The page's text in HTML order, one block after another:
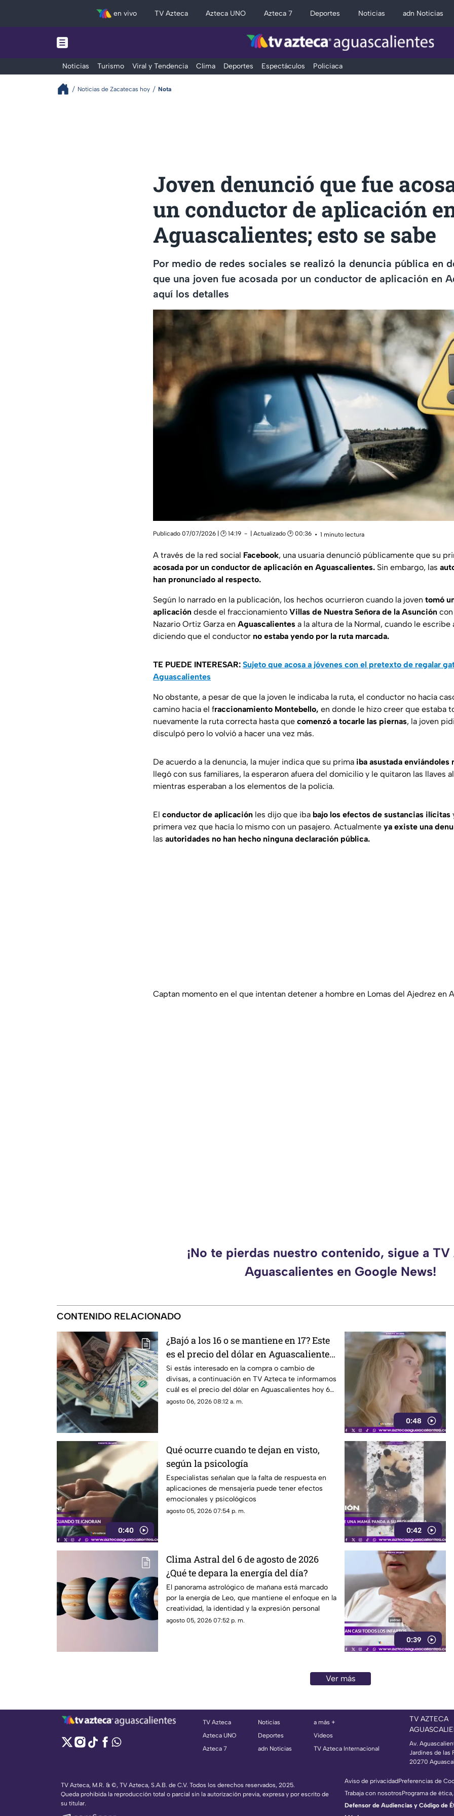
en vivo TV Azteca Azteca UNO Azteca 7 Deportes Noticias adn Noticias
Noticias Turismo Viral y Tendencia Clima Deportes Espectáculos Policiaca
Noticias de Zacatecas hoy Nota
Joven denunció que fue
un conductor de aplicación
Aguascalientes; esto se sabe
Por medio de redes sociales se realizó la denuncia pública en
que una joven fue acosada por un conductor de aplicación en
aquí los detalles
Publicado 07/07/2026 | 🕑 14:19 | Actualizado 🕑 00:36 1 minuto lectura
A través de la red social Facebook, una usuaria denunció públicamente que su
acosada por un conductor de aplicación en Aguascalientes. Sin embargo, las
han pronunciado al respecto.
Según lo narrado en la publicación, los hechos ocurrieron cuando la joven tomó
aplicación desde el fraccionamiento Villas de Nuestra Señora de la Asunción
Nazario Ortiz Garza en Aguascalientes a la altura de la Normal, cuando le escribe
diciendo que el conductor no estaba yendo por la ruta marcada.
TE PUEDE INTERESAR: Sujeto que acosa a jóvenes con el pretexto de regalar
Aguascalientes
No obstante, a pesar de que la joven le indicaba la ruta, el conductor no hacía
camino hacia el fraccionamiento Montebello, en donde le hizo creer que estaba
nuevamente la ruta correcta hasta que comenzó a tocarle las piernas, la joven
disculpó pero lo volvió a hacer una vez más.
De acuerdo a la denuncia, la mujer indica que su prima iba asustada enviándoles
llegó con sus familiares, la esperaron afuera del domicilio y le quitaron las llaves
mientras esperaban a los elementos de la policía.
El conductor de aplicación les dijo que iba bajo los efectos de sustancias ilícitas
primera vez que hacía lo mismo con un pasajero. Actualmente ya existe una
las autoridades no han hecho ninguna declaración pública.
Captan momento en el que intentan detener a hombre en Lomas del Ajedrez en
¡No te pierdas nuestro contenido, sigue a TV
Aguascalientes en Google News!
CONTENIDO RELACIONADO
¿Bajó a los 16 o se mantiene en 17? Este
es el precio del dólar en Aguascalientes
hoy 6 de agosto de 2026
Si estás interesado en la compra o cambio de
divisas, a continuación en TV Azteca te informamos
cuál es el precio del dólar en Aguascalientes hoy 6
de agosto
agosto 06, 2026 08:12 a. m.
0:48
0:40
Qué ocurre cuando te dejan en visto,
según la psicología
Especialistas señalan que la falta de respuesta en
aplicaciones de mensajería puede tener efectos
emocionales y psicológicos
agosto 05, 2026 07:54 p. m.
0:42
Clima Astral del 6 de agosto de 2026
¿Qué te depara la energía del día?
El panorama astrológico de mañana está marcado
por la energía de Leo, que mantiene el enfoque en la
creatividad, la identidad y la expresión personal
agosto 05, 2026 07:52 p. m.
0:39
Ver más
TV Azteca
Azteca UNO
Azteca 7
Noticias
Deportes
adn Noticias
a más +
Videos
TV Azteca Internacional
TV AZTECA
Av.
Jardines de las
20270
TV Azteca, M.R. & ©, TV Azteca, S.A.B. de C.V. Todos los derechos reservados, 2025.
Queda prohibida la reproducción total o parcial sin la autorización previa, expresa y por escrito de
su titular.
Aviso de privacidadPreferencias de
Trabaja con nosotrosPrograma de
Defensor de Audiencias y Código de